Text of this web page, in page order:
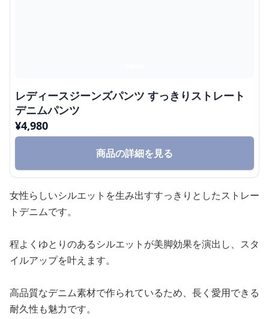
レディースジーンズパンツ すっきりストレート
デニムパンツ
¥4,980
商品の詳細を見る
女性らしいシルエットを生み出すすっきりとしたストレー
トデニムです。
程よくゆとりのあるシルエットが美脚効果を演出し、スタ
イルアップを叶えます。
高品質なデニム素材で作られているため、長く愛用できる
耐久性も魅力です。